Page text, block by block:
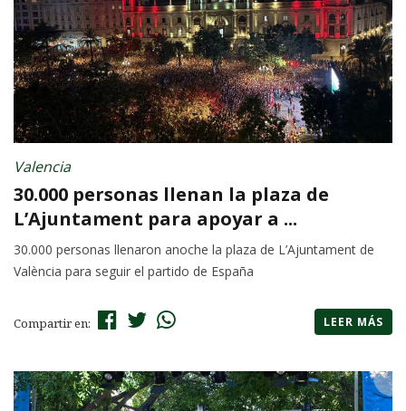
Valencia
30.000 personas llenan la plaza de
L’Ajuntament para apoyar a ...
30.000 personas llenaron anoche la plaza de L’Ajuntament de
València para seguir el partido de España
Compartir en: LEER MÁS